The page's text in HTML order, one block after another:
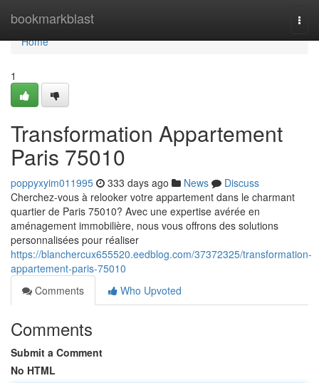
bookmarkblast
Home
Home
1
Transformation Appartement
Paris 75010
poppyxyim011995 333 days ago News
Discuss
Cherchez-vous à relooker votre appartement dans le charmant
quartier de Paris 75010? Avec une expertise avérée en
aménagement immobilière, nous vous offrons des solutions
personnalisées pour réaliser
https://blanchercux655520.eedblog.com/37372325/transformation-
appartement-paris-75010
Comments
Who Upvoted
Comments
Submit a Comment
No HTML